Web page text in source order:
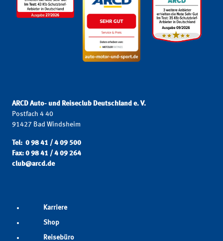
ARCD Auto- und Reiseclub Deutschland e. V.
Postfach 4 40
91427 Bad Windsheim
Tel: 0 98 41 / 4 09 500
Fax: 0 98 41 / 4 09 264
club@arcd.de
Karriere
Shop
Reisebüro